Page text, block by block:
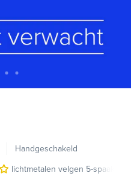
Handgeschakeld
lichtmetalen velgen 5-spaaks